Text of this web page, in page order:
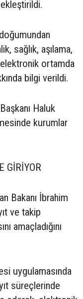
sağlık, aşılama,
ortamda
bilgi verildi.
Haluk
kurumlar
GİRİYOR
Bakanı İbrahim
ve takip
amaçladığını
uygulamasında
süreçlerinde